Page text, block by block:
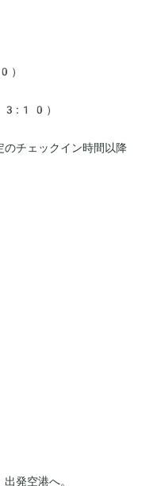
）
のチェックイン時間以降
発空港へ。